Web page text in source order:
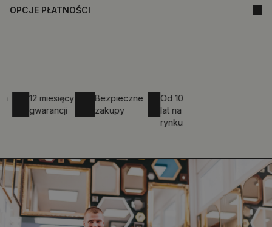
OPCJE PŁATNOŚCI
12 miesięcy
gwarancji
Bezpieczne
zakupy
Od 10
lat na
rynku